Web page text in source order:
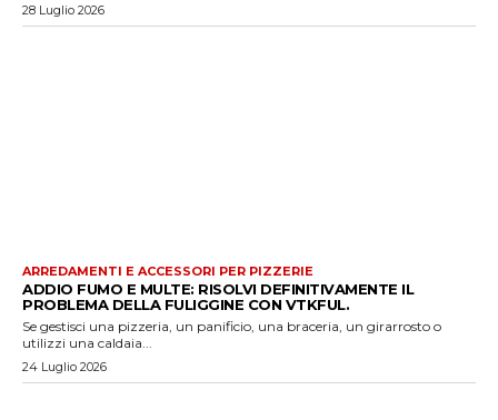
28 Luglio 2026
ARREDAMENTI E ACCESSORI PER PIZZERIE
ADDIO FUMO E MULTE: RISOLVI DEFINITIVAMENTE IL
PROBLEMA DELLA FULIGGINE CON VTKFUL.
Se gestisci una pizzeria, un panificio, una braceria, un girarrosto o
utilizzi una caldaia...
24 Luglio 2026